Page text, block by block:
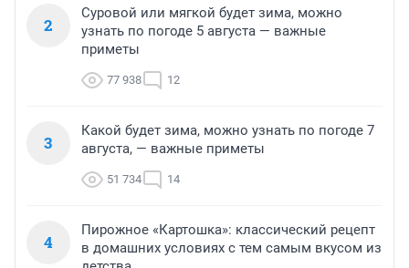
2
Суровой или мягкой будет зима, можно
узнать по погоде 5 августа — важные
приметы
77 938 12
3
Какой будет зима, можно узнать по погоде 7
августа, — важные приметы
51 734 14
4
Пирожное «Картошка»: классический рецепт
в домашних условиях с тем самым вкусом из